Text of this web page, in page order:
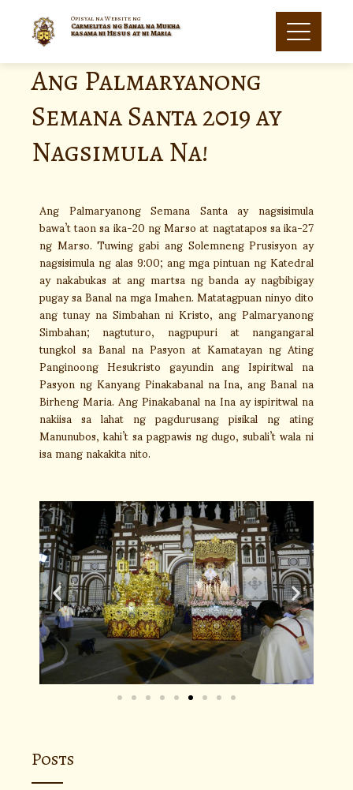
Opisyal na Website ng
Carmelitas ng Banal na Mukha
kasama ni Hesus at ni Maria
Ang Palmaryanong
Semana Santa 2019 ay
Nagsimula Na!
Ang Palmaryanong Semana Santa ay nagsisimula
bawa’t taon sa ika-20 ng Marso at nagtatapos sa ika-27
ng Marso. Tuwing gabi ang Solemneng Prusisyon ay
nagsisimula ng alas 9:00; ang mga pintuan ng Katedral
ay nakabukas at ang martsa ng banda ay nagbibigay
pugay sa Banal na mga Imahen. Matatagpuan ninyo dito
ang tunay na Simbahan ni Kristo, ang Palmaryanong
Simbahan; nagtuturo, nagpupuri at nangangaral
tungkol sa Banal na Pasyon at Kamatayan ng Ating
Panginoong Hesukristo gayundin ang Ispiritwal na
Pasyon ng Kanyang Pinakabanal na Ina, ang Banal na
Birheng Maria. Ang Pinakabanal na Ina ay ispiritwal na
nakiisa sa lahat ng pagdurusang pisikal ng ating
Manunubos, kahi’t sa pagpawis ng dugo, subali’t wala ni
isa mang nakakita nito.
Posts